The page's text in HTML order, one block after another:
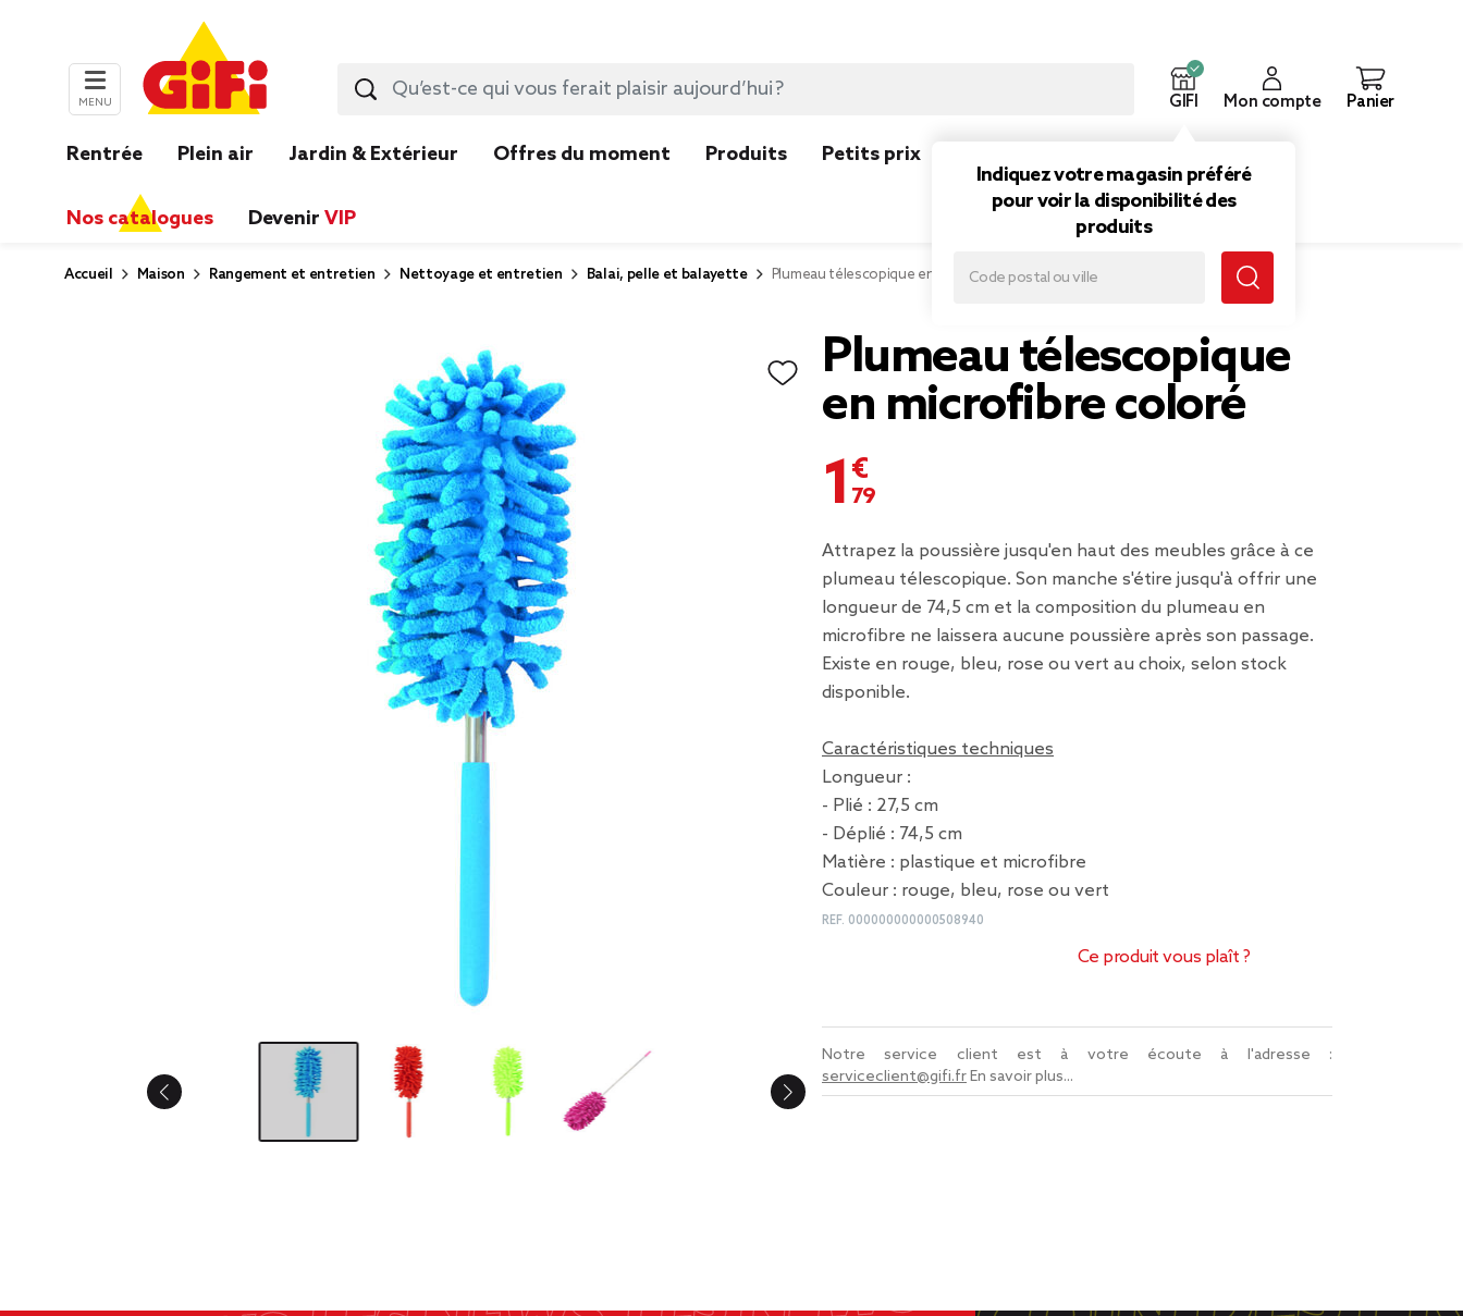
MENU GIFI
Indiquez votre magasin préféré
pour voir la disponibilité des
produits
Mon compte Panier
Rentrée Plein air Jardin & Extérieur Offres du moment Produits Petits prix
Nos catalogues Devenir VIP
Accueil Maison Rangement et entretien Nettoyage et entretien Balai, pelle et balayette Plumeau télescopique en microfibre coloré
Plumeau télescopique
en microfibre coloré
1,79 €
Attrapez la poussière jusqu'en haut des meubles grâce à ce
plumeau télescopique. Son manche s'étire jusqu'à offrir une
longueur de 74,5 cm et la composition du plumeau en
microfibre ne laissera aucune poussière après son passage.
Existe en rouge, bleu, rose ou vert au choix, selon stock
disponible.
Caractéristiques techniques
Longueur :
- Plié : 27,5 cm
- Déplié : 74,5 cm
Matière : plastique et microfibre
Couleur : rouge, bleu, rose ou vert
REF. 000000000000508940
Ce produit vous plaît ?
Notre service client est à votre écoute à l'adresse :
serviceclient@gifi.frEn savoir plus...